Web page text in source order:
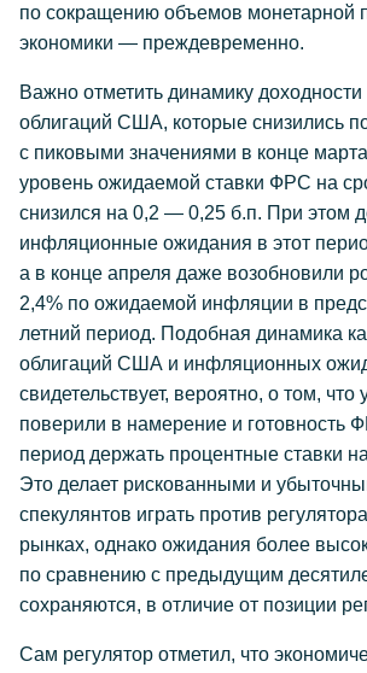
по сокращению объемов монетарной
экономики — преждевременно.
Важно отметить динамику доходности
облигаций США, которые снизились
с пиковыми значениями в конце
уровень ожидаемой ставки ФРС на
снизился на 0,2 — 0,25 б.п. При этом
инфляционные ожидания в этот
а в конце апреля даже возобновили
2,4% по ожидаемой инфляции в
летний период. Подобная динамика
облигаций США и инфляционных
свидетельствует, вероятно, о том, что
поверили в намерение и готовность
период держать процентные ставки
Это делает рискованными и
спекулянтов играть против
рынках, однако ожидания более
по сравнению с предыдущим
сохраняются, в отличие от позиции
Сам регулятор отметил, что